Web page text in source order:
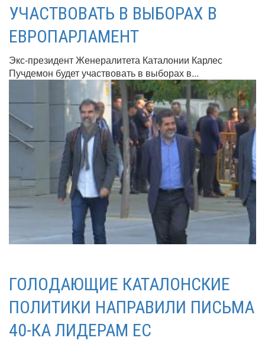
УЧАСТВОВАТЬ В ВЫБОРАХ В
ЕВРОПАРЛАМЕНТ
Экс-президент Женералитета Каталонии Карлес
Пучдемон будет участвовать в выборах в...
ГОЛОДАЮЩИЕ КАТАЛОНСКИЕ
ПОЛИТИКИ НАПРАВИЛИ ПИСЬМА
40-КА ЛИДЕРАМ ЕС